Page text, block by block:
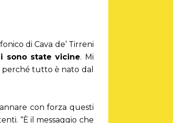
di Cava de’ Tirreni
sono state vicine. Mi
perché tutto è nato dal
con forza questi
“È il messaggio che